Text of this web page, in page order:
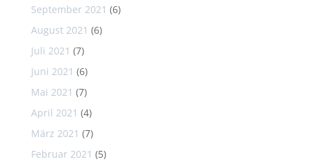
September 2021 (6)
August 2021 (6)
Juli 2021 (7)
Juni 2021 (6)
Mai 2021 (7)
April 2021 (4)
März 2021 (7)
Februar 2021 (5)